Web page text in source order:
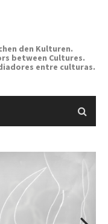
den Kulturen.
between Cultures.
entre culturas.